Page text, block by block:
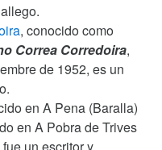
, conocido como
Correa Corredoira,
de 1952, es un
en A Pena (Baralla)
en A Pobra de Trives
un escritor y